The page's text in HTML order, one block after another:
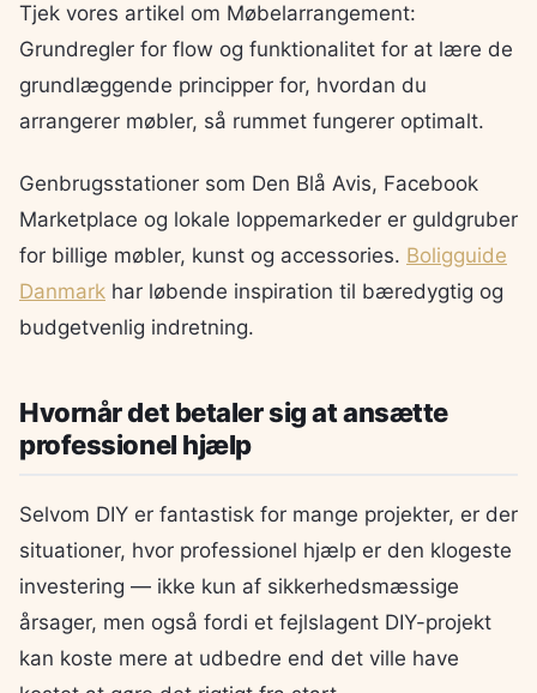
Tjek vores artikel om Møbelarrangement:
Grundregler for flow og funktionalitet for at lære de
grundlæggende principper for, hvordan du
arrangerer møbler, så rummet fungerer optimalt.
Genbrugsstationer som Den Blå Avis, Facebook
Marketplace og lokale loppemarkeder er guldgruber
for billige møbler, kunst og accessories. Boligguide
Danmark har løbende inspiration til bæredygtig og
budgetvenlig indretning.
Hvornår det betaler sig at ansætte
professionel hjælp
Selvom DIY er fantastisk for mange projekter, er der
situationer, hvor professionel hjælp er den klogeste
investering — ikke kun af sikkerhedsmæssige
årsager, men også fordi et fejlslagent DIY-projekt
kan koste mere at udbedre end det ville have